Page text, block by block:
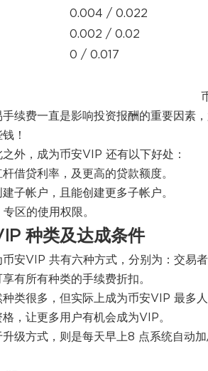
0.004 / 0.022
0.002 / 0.02
0 / 0.017
手续费一直是影响投资报酬的重要因素
！
之外，成为币安VIP 还有以下好处：
杆借贷利率，及更高的贷款额度。
建子帐户，且能创建更多子帐户。
区的使用权限。
种类及达成条件
币安VIP 共有六种方式，分别为：交易
有所有种类的手续费折扣。
种类很多，但实际上成为币安VIP 最多
，让更多用户有机会成为VIP。
升级方式，则是每天早上8 点系统自动